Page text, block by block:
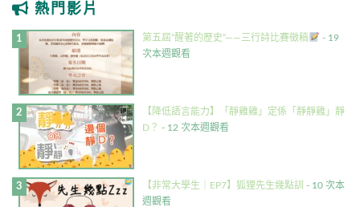
熱門影片
第五屆”醒著的歷史”——三行詩比賽徵稿
- 19
次本週觀看
【降低語言能力】「靜雞雞」定係「靜靜雞」靜
D？ - 12 次本週觀看
【非常大學生｜EP7】狐狸先生幾點訓 - 10 次本
週觀看